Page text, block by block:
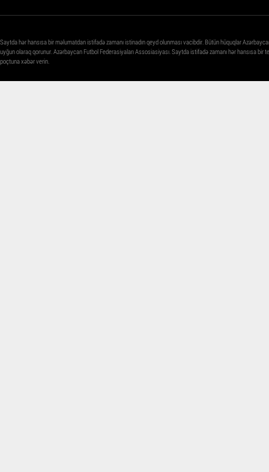
Saytda hər hansısa bir məlumatdan istifadə zamanı istinadın qeyd olunması vacibdir. Bütün hüquqlar
uyğun olaraq qorunur. Azərbaycan Futbol Federasiyaları Assosiasiyası. Saytda istifadə zamanı hər hansısa
poçtuna xəbər verin.